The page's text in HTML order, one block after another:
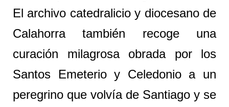
El archivo catedralicio y diocesano de
Calahorra también recoge una
curación milagrosa obrada por los
Santos Emeterio y Celedonio a un
peregrino que volvía de Santiago y se